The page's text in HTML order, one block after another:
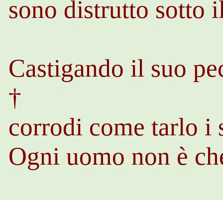
sono distrutto sotto
Castigando il suo
†
corrodi come tarlo i
Ogni uomo non è